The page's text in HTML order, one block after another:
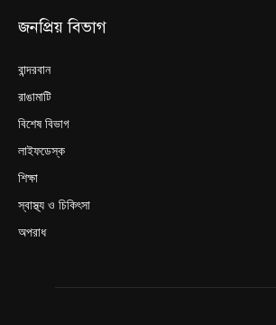
জনপ্রিয় বিভাগ
বান্দরবান
রাঙামাটি
বিশেষ বিভাগ
লাইফডেস্ক
শিক্ষা
স্বাস্থ্য ও চিকিৎসা
অপরাধ